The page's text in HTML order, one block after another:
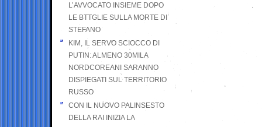
L’AVVOCATO INSIEME DOPO
LE BTTGLIE SULLA MORTE DI
STEFANO
KIM, IL SERVO SCIOCCO DI
PUTIN: ALMENO 30MILA
NORDCOREANI SARANNO
DISPIEGATI SUL TERRITORIO
RUSSO
CON IL NUOVO PALINSESTO
DELLA RAI INIZIA LA